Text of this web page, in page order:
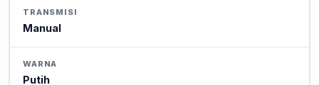
TRANSMISI
Manual
WARNA
Putih